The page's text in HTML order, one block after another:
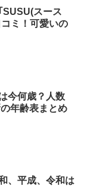
SUSU(スース
ミ！可愛いの
今何歳？人数
年齢表まとめ
、平成、令和は